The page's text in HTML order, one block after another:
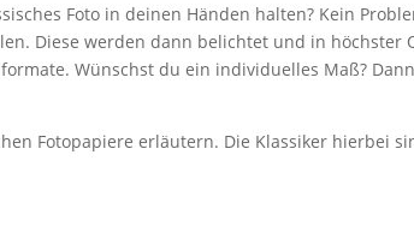
Foto in deinen Händen halten? Kein
Diese werden dann belichtet und in höchster
Wünschst du ein individuelles Maß?
Fotopapiere erläutern. Die Klassiker hierbei